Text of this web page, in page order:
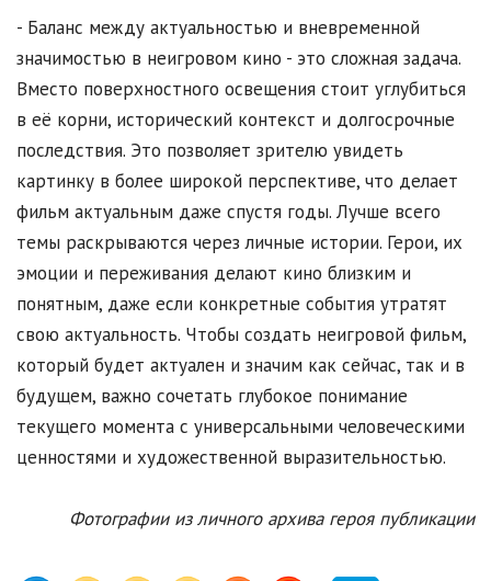
- Баланс между актуальностью и вневременной
значимостью в неигровом кино - это сложная задача.
Вместо поверхностного освещения стоит углубиться
в её корни, исторический контекст и долгосрочные
последствия. Это позволяет зрителю увидеть
картинку в более широкой перспективе, что делает
фильм актуальным даже спустя годы. Лучше всего
темы раскрываются через личные истории. Герои, их
эмоции и переживания делают кино близким и
понятным, даже если конкретные события утратят
свою актуальность. Чтобы создать неигровой фильм,
который будет актуален и значим как сейчас, так и в
будущем, важно сочетать глубокое понимание
текущего момента с универсальными человеческими
ценностями и художественной выразительностью.
Фотографии из личного архива героя публикации